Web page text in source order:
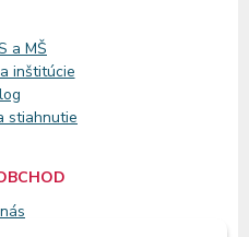
a MŠ
inštitúcie
stiahnutie